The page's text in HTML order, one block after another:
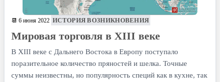
📆 6 июня 2022 ИСТОРИЯ ВОЗНИКНОВЕНИЯ
Мировая торговля в XIII веке
В XIII веке с Дальнего Востока в Европу поступало
поразительное количество пряностей и шелка. Точные
суммы неизвестны, но популярность специй как в кухне, так